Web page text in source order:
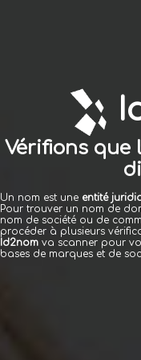
Id2nom.com
un
nom
Vérifier
un
nom
Vérifions que
Un nom est une entité
Pour trouver un nom de
nom de société ou de
procéder à plusieurs
Id2nom va scanner pour
bases de marques et de